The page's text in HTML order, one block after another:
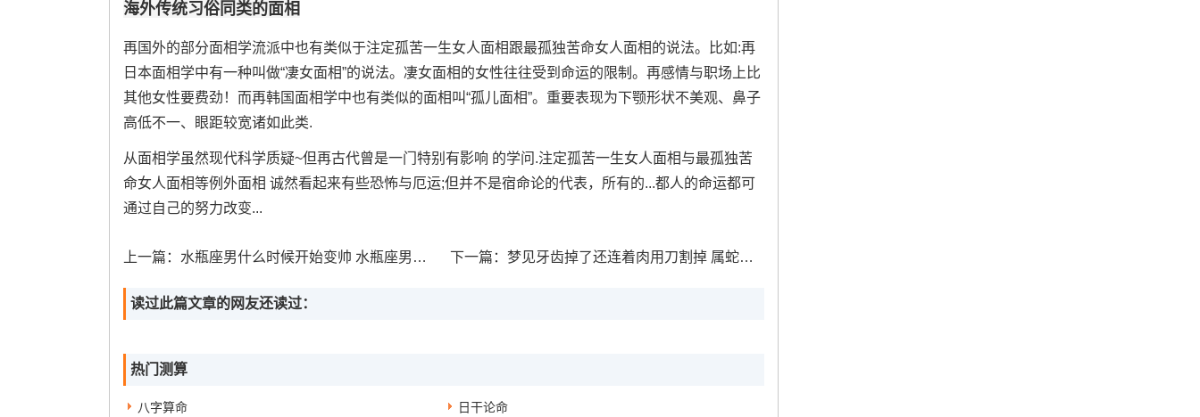
海外传统习俗同类的面相
再国外的部分面相学流派中也有类似于注定孤苦一生女人面相跟最孤独苦命女人面相的说法。比如:再
日本面相学中有一种叫做“凄女面相”的说法。凄女面相的女性往往受到命运的限制。再感情与职场上比
其他女性要费劲！而再韩国面相学中也有类似的面相叫“孤儿面相”。重要表现为下颚形状不美观、鼻子
高低不一、眼距较宽诸如此类.
从面相学虽然现代科学质疑~但再古代曾是一门特别有影响 的学问.注定孤苦一生女人面相与最孤独苦
命女人面相等例外面相 诚然看起来有些恐怖与厄运;但并不是宿命论的代表，所有的...都人的命运都可
通过自己的努力改变...
上一篇： 水瓶座男什么时候开始变帅 水瓶座男生为什么那么帅 下一篇： 梦见牙齿掉了还连着肉用刀割掉 属蛇和属鼠的婚姻好不好
读过此篇文章的网友还读过：
热门测算
八字算命 日干论命